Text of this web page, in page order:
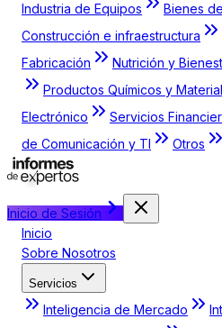
Industria de Equipos
Bienes
Construcción e infraestructura
Fabricación
Nutrición y
Productos Químicos y
Electrónico
Servicios
de Comunicación y TI
Otros
Inicio de Sesión
Inicio
Sobre Nosotros
Servicios
Inteligencia de Mercado